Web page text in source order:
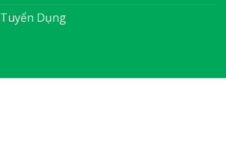
Tuyển Dụng